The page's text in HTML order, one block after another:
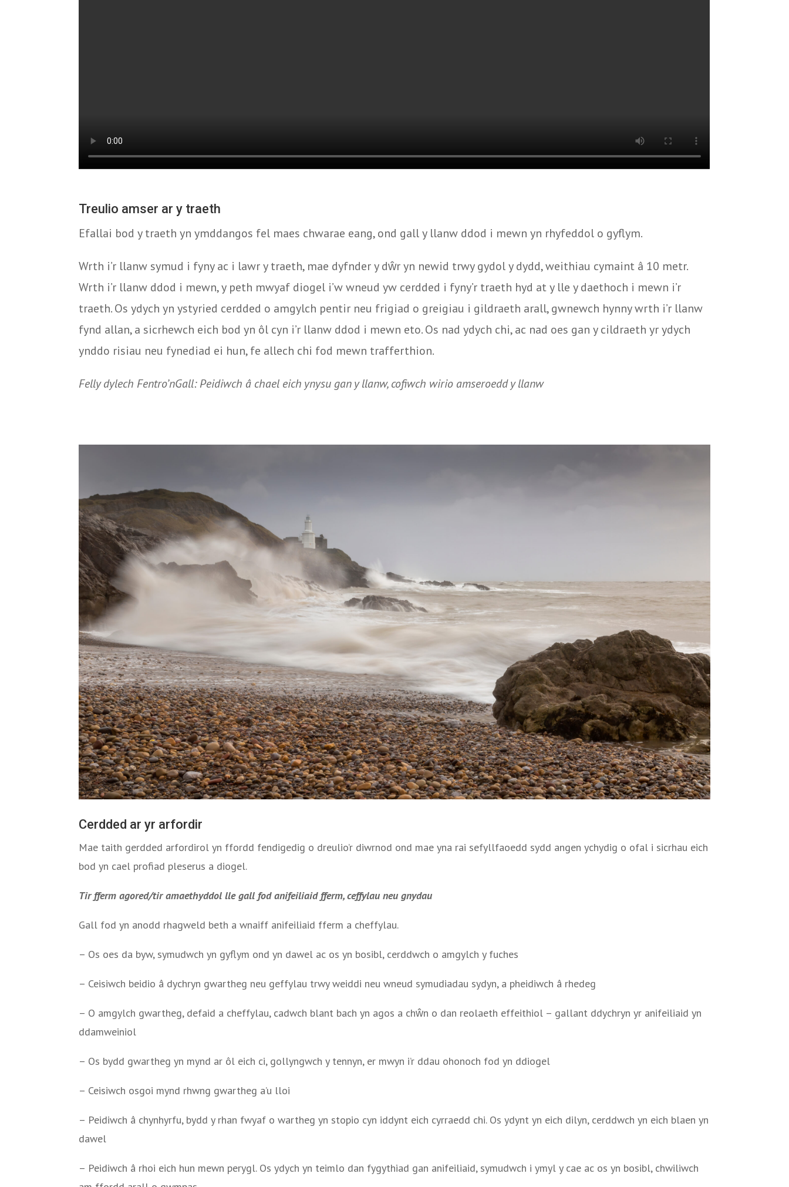
Treulio amser ar y traeth
Efallai bod y traeth yn ymddangos fel maes chwarae eang, ond gall y llanw ddod i mewn yn rhyfeddol o gyflym.
Wrth i’r llanw symud i fyny ac i lawr y traeth, mae dyfnder y dŵr yn newid trwy gydol y dydd, weithiau cymaint â 10 metr.
Wrth i’r llanw ddod i mewn, y peth mwyaf diogel i’w wneud yw cerdded i fyny’r traeth hyd at y lle y daethoch i mewn i’r
traeth. Os ydych yn ystyried cerdded o amgylch pentir neu frigiad o greigiau i gildraeth arall, gwnewch hynny wrth i’r llanw
fynd allan, a sicrhewch eich bod yn ôl cyn i’r llanw ddod i mewn eto. Os nad ydych chi, ac nad oes gan y cildraeth yr ydych
ynddo risiau neu fynediad ei hun, fe allech chi fod mewn trafferthion.
Felly dylech Fentro’nGall: Peidiwch â chael eich ynysu gan y llanw, cofiwch wirio amseroedd y llanw
Cerdded ar yr arfordir
Mae taith gerdded arfordirol yn ffordd fendigedig o dreulio’r diwrnod ond mae yna rai sefyllfaoedd sydd angen ychydig o ofal i sicrhau eich
bod yn cael profiad pleserus a diogel.
Tir fferm agored/tir amaethyddol lle gall fod anifeiliaid fferm, ceffylau neu gnydau
Gall fod yn anodd rhagweld beth a wnaiff anifeiliaid fferm a cheffylau.
– Os oes da byw, symudwch yn gyflym ond yn dawel ac os yn bosibl, cerddwch o amgylch y fuches
– Ceisiwch beidio â dychryn gwartheg neu geffylau trwy weiddi neu wneud symudiadau sydyn, a pheidiwch â rhedeg
– O amgylch gwartheg, defaid a cheffylau, cadwch blant bach yn agos a chŵn o dan reolaeth effeithiol – gallant ddychryn yr anifeiliaid yn
ddamweiniol
– Os bydd gwartheg yn mynd ar ôl eich ci, gollyngwch y tennyn, er mwyn i’r ddau ohonoch fod yn ddiogel
– Ceisiwch osgoi mynd rhwng gwartheg a’u lloi
– Peidiwch â chynhyrfu, bydd y rhan fwyaf o wartheg yn stopio cyn iddynt eich cyrraedd chi. Os ydynt yn eich dilyn, cerddwch yn eich blaen yn
dawel
– Peidiwch â rhoi eich hun mewn perygl. Os ydych yn teimlo dan fygythiad gan anifeiliaid, symudwch i ymyl y cae ac os yn bosibl, chwiliwch